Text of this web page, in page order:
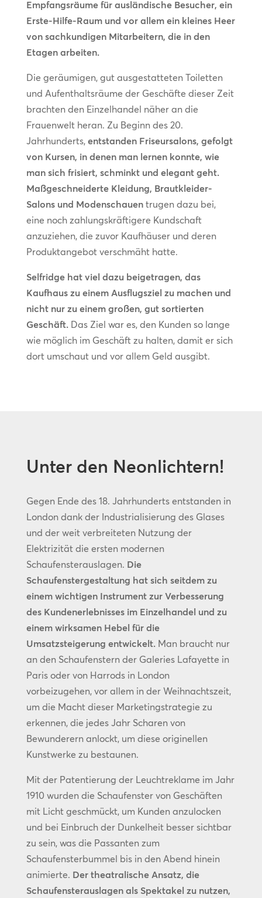
Empfangsräume für ausländische Besucher, ein
Erste-Hilfe-Raum und vor allem ein kleines Heer
von sachkundigen Mitarbeitern, die in den
Etagen arbeiten.
Die geräumigen, gut ausgestatteten Toiletten
und Aufenthaltsräume der Geschäfte dieser Zeit
brachten den Einzelhandel näher an die
Frauenwelt heran. Zu Beginn des 20.
Jahrhunderts, entstanden Friseursalons, gefolgt
von Kursen, in denen man lernen konnte, wie
man sich frisiert, schminkt und elegant geht.
Maßgeschneiderte Kleidung, Brautkleider-
Salons und Modenschauentrugen dazu bei,
eine noch zahlungskräftigere Kundschaft
anzuziehen, die zuvor Kaufhäuser und deren
Produktangebot verschmäht hatte.
Selfridge hat viel dazu beigetragen, das
Kaufhaus zu einem Ausflugsziel zu machen und
nicht nur zu einem großen, gut sortierten
Geschäft.Das Ziel war es, den Kunden so lange
wie möglich im Geschäft zu halten, damit er sich
dort umschaut und vor allem Geld ausgibt.
Unter den Neonlichtern!
Gegen Ende des 18. Jahrhunderts entstanden in
London dank der Industrialisierung des Glases
und der weit verbreiteten Nutzung der
Elektrizität die ersten modernen
Schaufensterauslagen. Die
Schaufenstergestaltung hat sich seitdem zu
einem wichtigen Instrument zur Verbesserung
des Kundenerlebnisses im Einzelhandel und zu
einem wirksamen Hebel für die
Umsatzsteigerung entwickelt.Man braucht nur
an den Schaufenstern der Galeries Lafayette in
Paris oder von Harrods in London
vorbeizugehen, vor allem in der Weihnachtszeit,
um die Macht dieser Marketingstrategie zu
erkennen, die jedes Jahr Scharen von
Bewunderern anlockt, um diese originellen
Kunstwerke zu bestaunen.
Mit der Patentierung der Leuchtreklame im Jahr
1910 wurden die Schaufenster von Geschäften
mit Licht geschmückt, um Kunden anzulocken
und bei Einbruch der Dunkelheit besser sichtbar
zu sein, was die Passanten zum
Schaufensterbummel bis in den Abend hinein
animierte. Der theatralische Ansatz, die
Schaufensterauslagen als Spektakel zu nutzen,